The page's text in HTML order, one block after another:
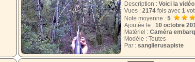
Description : Voici la
Vues : 2174 fois avec 1
Note moyenne : 5
Ajoutée le : 10 octobre
Matériel : Caméra
Modéle : Toutes
Par : sanglierusapiste